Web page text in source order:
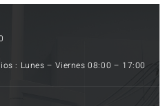
: Lunes – Viernes 08:00 – 17:00